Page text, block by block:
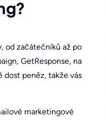
od začátečníků až po
GetResponse, na
peněz, takže vás
marketingové